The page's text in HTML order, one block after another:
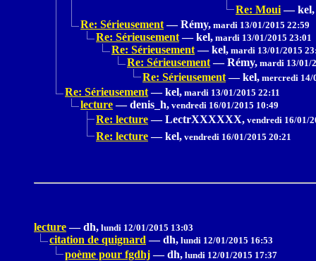
Re: Moui — kel,
Re: Sérieusement — Rémy, mardi 13/01/2015 22:59
Re: Sérieusement — kel, mardi 13/01/2015 23:01
Re: Sérieusement — kel, mardi 13/01/2015
Re: Sérieusement — Rémy, mardi 13/01/
Re: Sérieusement — kel, mercredi 14/
Re: Sérieusement — kel, mardi 13/01/2015 22:11
lecture — denis_h, vendredi 16/01/2015 10:49
Re: lecture — LectrXXXXXX, vendredi 16/01/
Re: lecture — kel, vendredi 16/01/2015 20:21
lecture — dh, lundi 12/01/2015 13:03
citation de quignard — dh, lundi 12/01/2015 16:53
poème pour fgdhj — dh, lundi 12/01/2015 17:37